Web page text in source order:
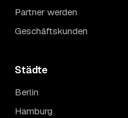
Partner werden
Geschäftskunden
Städte
Berlin
Hamburg